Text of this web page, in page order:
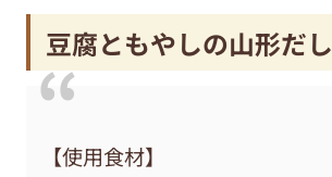
豆腐ともやしの山形だし
【使用食材】